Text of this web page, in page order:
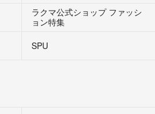
ラクマ公式ショップ ファッシ
ョン特集
SPU